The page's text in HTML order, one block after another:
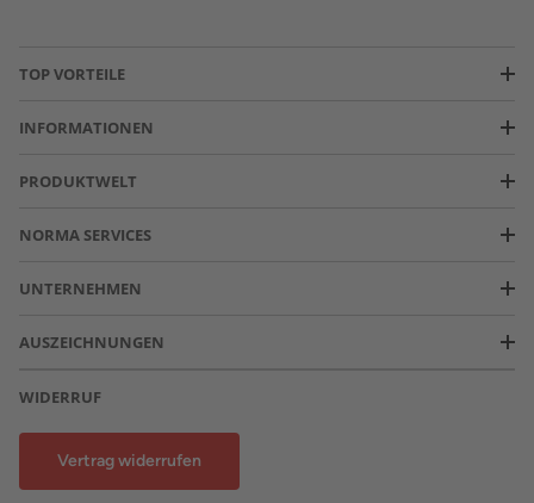
TOP VORTEILE
INFORMATIONEN
PRODUKTWELT
NORMA SERVICES
UNTERNEHMEN
AUSZEICHNUNGEN
WIDERRUF
Vertrag widerrufen